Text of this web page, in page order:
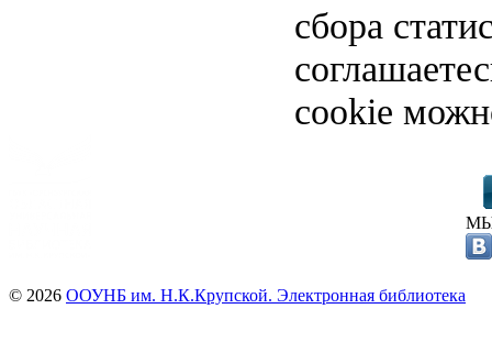
сбора
cookie
© 2026 ООУНБ им. Н.К.Крупской. Электронная библиотека